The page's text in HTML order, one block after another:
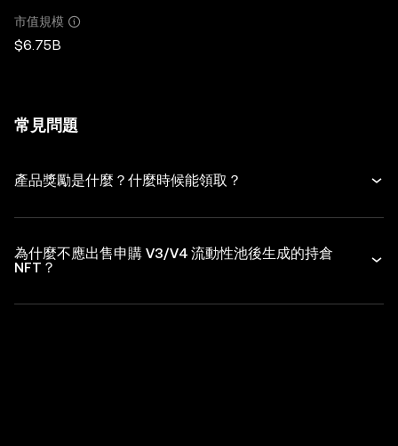
市值規模
$6.75B
常見問題
產品獎勵是什麼？什麼時候能領取？
為什麼不應出售申購 V3/V4 流動性池後生成的持倉
NFT？